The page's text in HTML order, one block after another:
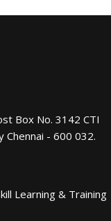
Box No. 3142 CTI
Chennai - 600 032.
Learning & Training